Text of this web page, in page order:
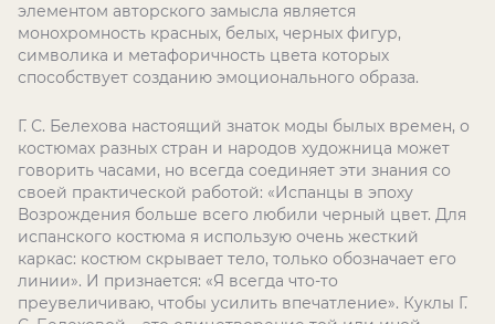
элементом авторского замысла является
монохромность красных, белых, черных фигур,
символика и метафоричность цвета которых
способствует созданию эмоционального образа.
Г. С. Белехова настоящий знаток моды былых времен, о
костюмах разных стран и народов художница может
говорить часами, но всегда соединяет эти знания со
своей практической работой: «Испанцы в эпоху
Возрождения больше всего любили черный цвет. Для
испанского костюма я использую очень жесткий
каркас: костюм скрывает тело, только обозначает его
линии». И признается: «Я всегда что-то
преувеличиваю, чтобы усилить впечатление». Куклы Г.